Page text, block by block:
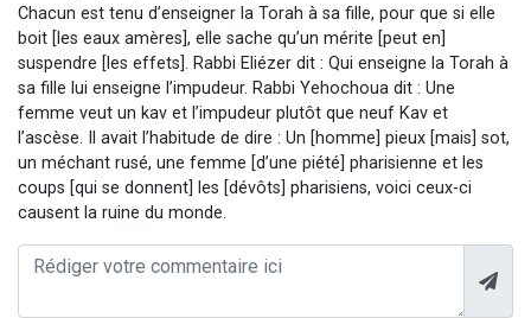
Chacun est tenu d’enseigner la Torah à sa fille, pour que si elle
boit [les eaux amères], elle sache qu’un mérite [peut en]
suspendre [les effets]. Rabbi Eliézer dit : Qui enseigne la Torah à
sa fille lui enseigne l’impudeur. Rabbi Yehochoua dit : Une
femme veut un kav et l’impudeur plutôt que neuf Kav et
l’ascèse. Il avait l’habitude de dire : Un [homme] pieux [mais] sot,
un méchant rusé, une femme [d’une piété] pharisienne et les
coups [qui se donnent] les [dévôts] pharisiens, voici ceux-ci
causent la ruine du monde.